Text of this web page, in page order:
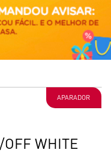
APARADOR
WHITE